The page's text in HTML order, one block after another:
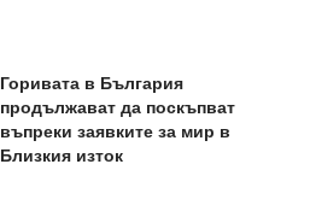
Горивата в България
продължават да поскъпват
въпреки заявките за мир в
Близкия изток